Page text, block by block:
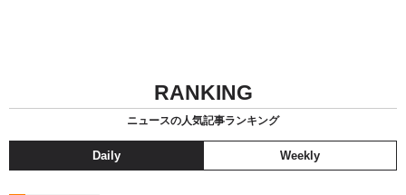
RANKING
ニュースの人気記事ランキング
Daily Weekly